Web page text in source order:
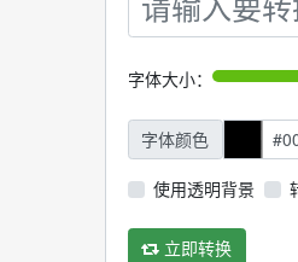
字体大小：
字体颜色
使用透明背景
立即转换